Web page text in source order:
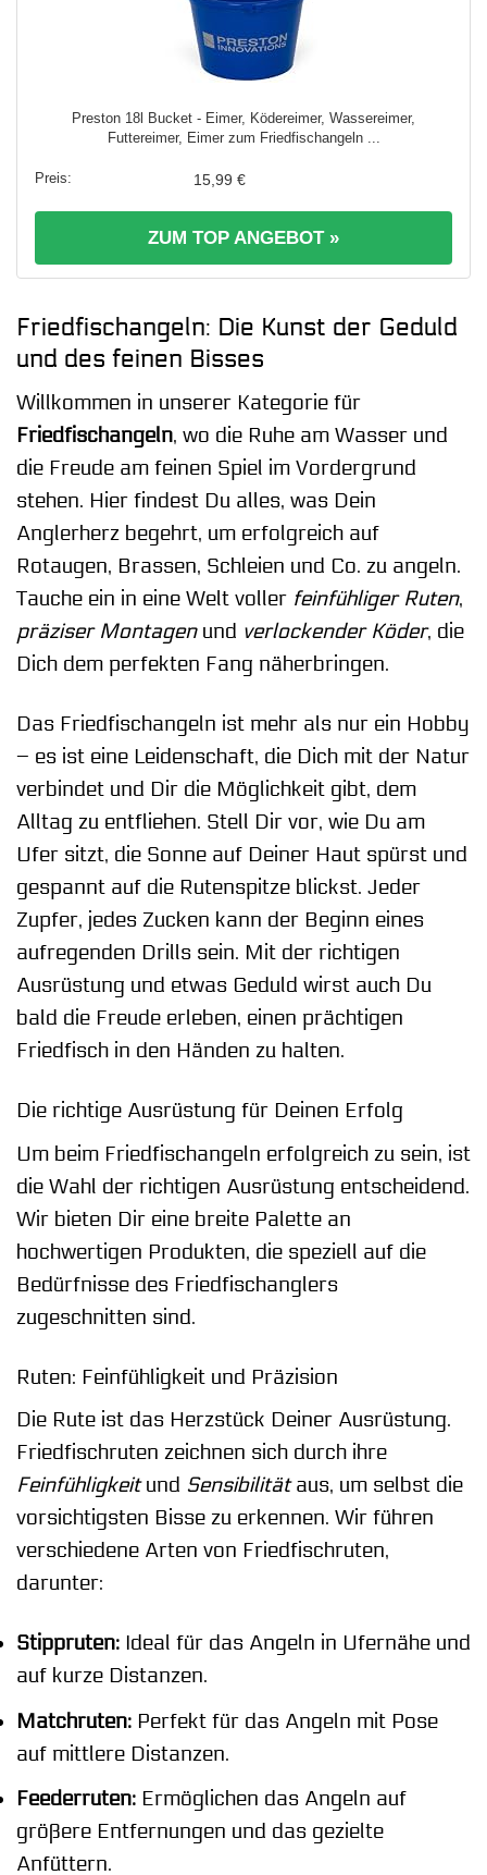
Preston 18l Bucket - Eimer, Ködereimer, Wassereimer,
Futtereimer, Eimer zum Friedfischangeln ...
15,99 €
ZUM TOP ANGEBOT »
Friedfischangeln: Die Kunst der Geduld
und des feinen Bisses
Willkommen in unserer Kategorie für
Friedfischangeln, wo die Ruhe am Wasser und
die Freude am feinen Spiel im Vordergrund
stehen. Hier findest Du alles, was Dein
Anglerherz begehrt, um erfolgreich auf
Rotaugen, Brassen, Schleien und Co. zu angeln.
Tauche ein in eine Welt voller feinfühliger Ruten,
präziser Montagenund verlockender Köder, die
Dich dem perfekten Fang näherbringen.
Das Friedfischangeln ist mehr als nur ein Hobby
– es ist eine Leidenschaft, die Dich mit der Natur
verbindet und Dir die Möglichkeit gibt, dem
Alltag zu entfliehen. Stell Dir vor, wie Du am
Ufer sitzt, die Sonne auf Deiner Haut spürst und
gespannt auf die Rutenspitze blickst. Jeder
Zupfer, jedes Zucken kann der Beginn eines
aufregenden Drills sein. Mit der richtigen
Ausrüstung und etwas Geduld wirst auch Du
bald die Freude erleben, einen prächtigen
Friedfisch in den Händen zu halten.
Die richtige Ausrüstung für Deinen Erfolg
Um beim Friedfischangeln erfolgreich zu sein, ist
die Wahl der richtigen Ausrüstung entscheidend.
Wir bieten Dir eine breite Palette an
hochwertigen Produkten, die speziell auf die
Bedürfnisse des Friedfischanglers
zugeschnitten sind.
Ruten: Feinfühligkeit und Präzision
Die Rute ist das Herzstück Deiner Ausrüstung.
Friedfischruten zeichnen sich durch ihre
Feinfühligkeitund Sensibilitätaus, um selbst die
vorsichtigsten Bisse zu erkennen. Wir führen
verschiedene Arten von Friedfischruten,
darunter:
Stippruten: Ideal für das Angeln in Ufernähe und
auf kurze Distanzen.
Matchruten: Perfekt für das Angeln mit Pose
auf mittlere Distanzen.
Feederruten: Ermöglichen das Angeln auf
größere Entfernungen und das gezielte
Anfüttern.